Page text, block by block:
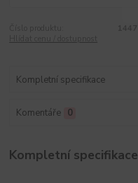
Kompletní specifikace
Komentáře 0
Kompletní specifikace